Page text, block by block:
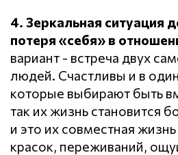
4. Зеркальная ситуация
потеря «себя» в
вариант - встреча двух
людей. Счастливы и в
которые выбирают быть
так их жизнь становится
и это их совместная
красок, переживаний,